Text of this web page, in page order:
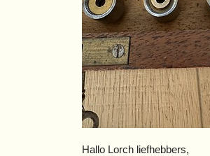
Hallo Lorch liefhebbers,